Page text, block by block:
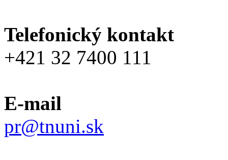
Telefonický kontakt
+421 32 7400 111
E-mail
pr@tnuni.sk